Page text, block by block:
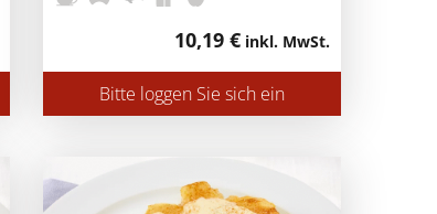
10,19 € inkl. MwSt.
Bitte loggen Sie sich ein